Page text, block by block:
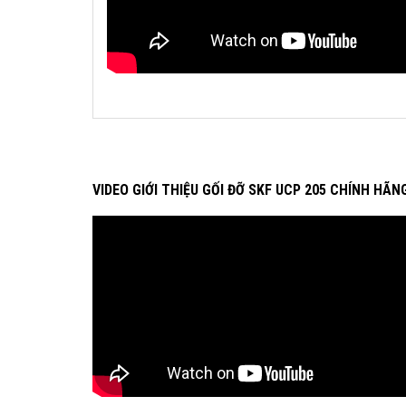
VIDEO GIỚI THIỆU GỐI ĐỠ SKF UCP 205 CHÍNH